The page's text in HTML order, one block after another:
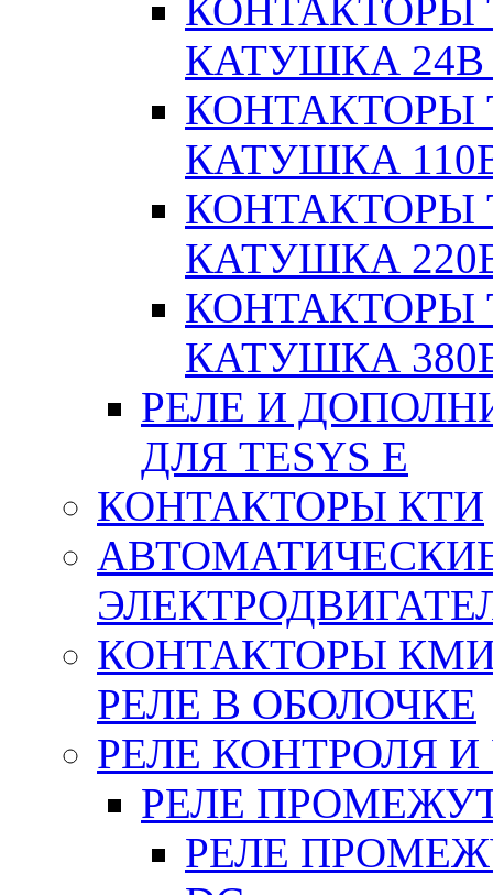
КОНТАКТОРЫ
КАТУШКА 24В
КОНТАКТОРЫ
КАТУШКА
КОНТАКТОРЫ
КАТУШКА
КОНТАКТОРЫ
КАТУШКА
РЕЛЕ И
ДЛЯ TESYS E
КОНТАКТОРЫ КТИ
КОНТАКТОРЫ
РЕЛЕ В ОБОЛОЧКЕ
РЕЛЕ КОНТРОЛЯ
РЕЛЕ
РЕЛЕ